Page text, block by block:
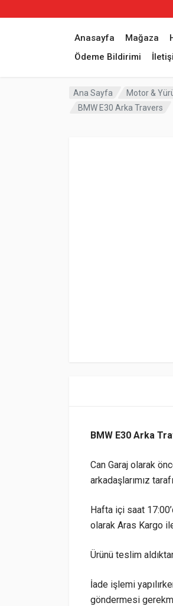
Anasayfa Mağaza
Ödeme Bildirimi
Ana Sayfa Motor &
BMW E30 Arka Travers
BMW E30 Arka
Can Garaj olarak
arkadaşlarımız
Hafta içi saat
olarak Aras Kargo
Ürünü teslim
İade işlemi
göndermesi